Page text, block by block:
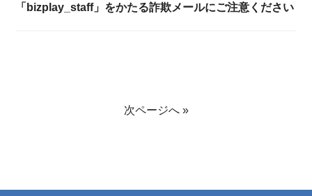
「bizplay_staff」をかたる詐欺メールにご注意ください
次ページへ »